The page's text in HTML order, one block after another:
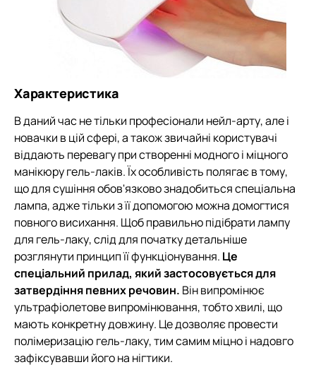
Характеристика
В даний час не тільки професіонали нейл-арту, але і
новачки в цій сфері, а також звичайні користувачі
віддають перевагу при створенні модного і міцного
манікюру гель-лаків. Їх особливість полягає в тому,
що для сушіння обов'язково знадобиться спеціальна
лампа, адже тільки з її допомогою можна домогтися
повного висихання. Щоб правильно підібрати лампу
для гель-лаку, слід для початку детальніше
розглянути принцип її функціонування. Це
спеціальний прилад, який застосовується для
затвердіння певних речовин. Він випромінює
ультрафіолетове випромінювання, тобто хвилі, що
мають конкретну довжину. Це дозволяє провести
полімеризацію гель-лаку, тим самим міцно і надовго
зафіксувавши його на нігтики.